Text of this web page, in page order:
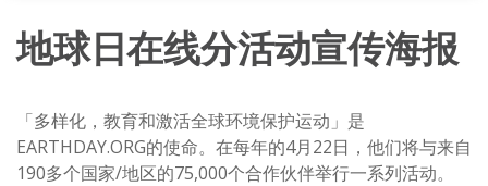
地球日在线分活动宣传海报
「多样化，教育和激活全球环境保护运动」是
EARTHDAY.ORG的使命。在每年的4月22日，他们将与来自
190多个国家/地区的75,000个合作伙伴举行一系列活动。